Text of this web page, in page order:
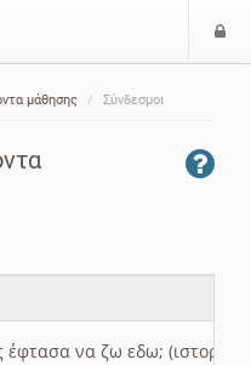
μάθησης Σύνδεσμοι
να ζω εδω; (ιστορια)